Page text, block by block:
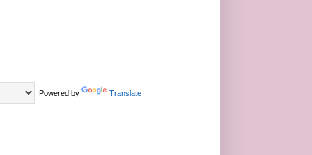
Powered by Translate